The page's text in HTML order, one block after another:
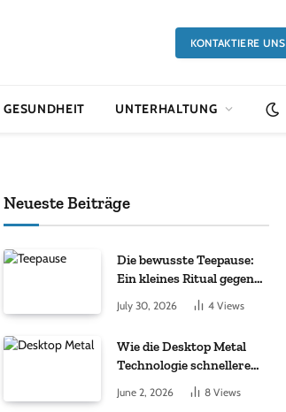
KONTAKTIERE UNS
GESUNDHEIT UNTERHALTUNG
Neueste Beiträge
Die bewusste Teepause:
Ein kleines Ritual gegen
den Alltagsstress
July 30, 2026 4 Views
Wie die Desktop Metal
Technologie schnellere
industrielle Innovationen
unterstützt?
June 2, 2026 8 Views